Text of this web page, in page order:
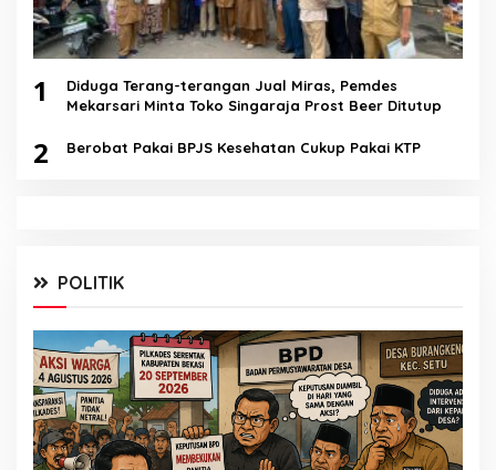
1
Diduga Terang-terangan Jual Miras, Pemdes
Mekarsari Minta Toko Singaraja Prost Beer Ditutup
2 Berobat Pakai BPJS Kesehatan Cukup Pakai KTP
POLITIK